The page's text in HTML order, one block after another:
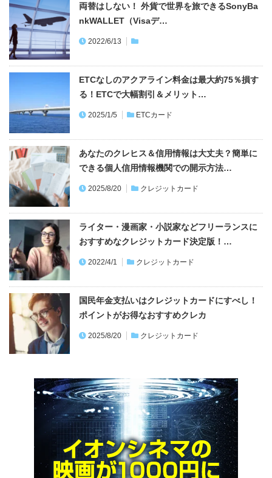
両替はしない！ 外貨で世界を旅できるSonyBa
nkWALLET（Visaデ…
2022/6/13
ETCなしのアクアライン料金は最大約75％損す
る！ETCで大幅割引＆メリット…
2025/1/5 ETCカード
あなたのクレヒス＆信用情報は大丈夫？簡単に
できる個人信用情報機関での開示方法…
2025/8/20 クレジットカード
ライター・漫画家・小説家などフリーランスに
おすすめなクレジットカード決定版！…
2022/4/1 クレジットカード
国民年金支払いはクレジットカードにすべし！
ポイントがお得なおすすめクレカ
2025/8/20 クレジットカード